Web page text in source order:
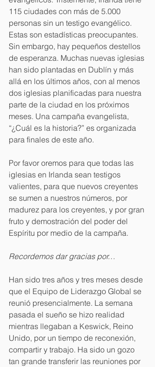
115 ciudades con más de 5.000
personas sin un testigo evangélico.
Estas son estadísticas preocupantes.
Sin embargo, hay pequeños destellos
de esperanza. Muchas nuevas iglesias
han sido plantadas en Dublín y más
allá en los últimos años, con al menos
dos iglesias planificadas para nuestra
parte de la ciudad en los próximos
meses. Una campaña evangelista,
“¿Cuál es la historia?” es organizada
para finales de este año.
Por favor oremos para que todas las
iglesias en Irlanda sean testigos
valientes, para que nuevos creyentes
se sumen a nuestros números, por
madurez para los creyentes, y por gran
fruto y demostración del poder del
Espíritu por medio de la campaña.
Recordemos dar gracias por…
Han sido tres años y tres meses desde
que el Equipo de Liderazgo Global se
reunió presencialmente. La semana
pasada el sueño se hizo realidad
mientras llegaban a Keswick, Reino
Unido, por un tiempo de reconexión,
compartir y trabajo. Ha sido un gozo
tan grande transferir las reuniones por